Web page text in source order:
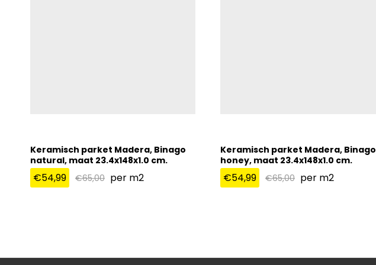
Keramisch parket Madera, Binago
natural, maat 23.4x148x1.0 cm.
€54,99 €65,00 per m2
Keramisch parket Madera, Binago
honey, maat 23.4x148x1.0 cm.
€54,99 €65,00 per m2